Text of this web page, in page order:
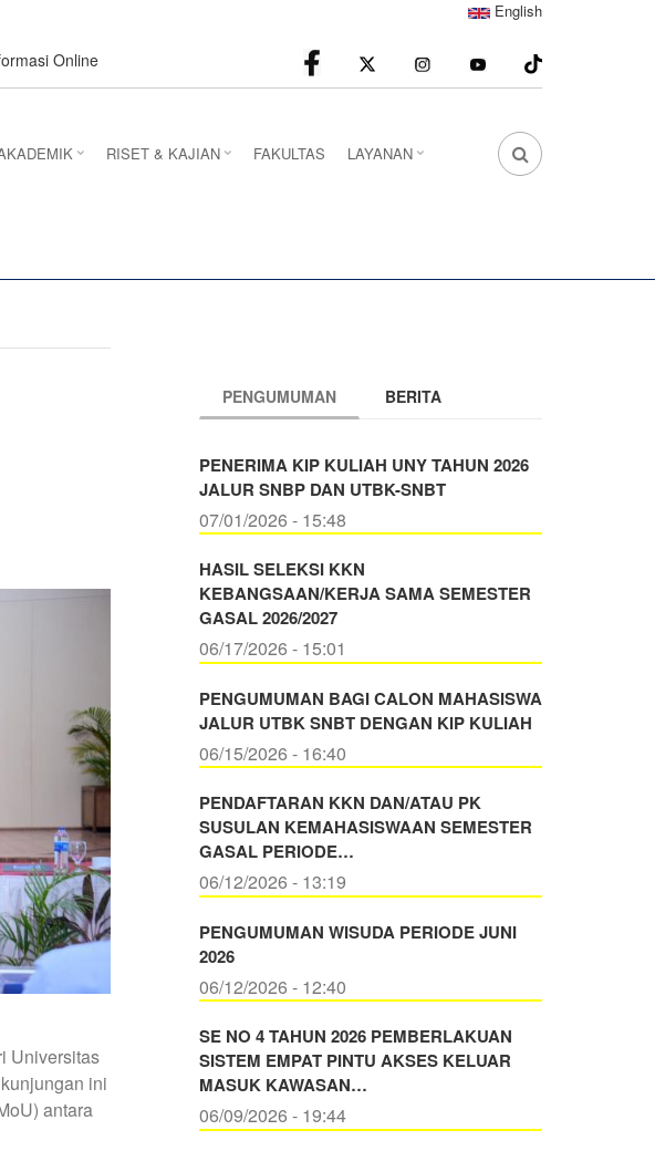
English
Online facebook Instagram youtube
FA
RISET & KAJIAN FAKULTAS LAYANAN
Universitas
ini
antara
PENGUMUMAN BERITA
PENERIMA KIP KULIAH UNY TAHUN 2026
JALUR SNBP DAN UTBK-SNBT
07/01/2026 - 15:48
HASIL SELEKSI KKN
KEBANGSAAN/KERJA SAMA SEMESTER
GASAL 2026/2027
06/17/2026 - 15:01
PENGUMUMAN BAGI CALON MAHASISWA
JALUR UTBK SNBT DENGAN KIP KULIAH
06/15/2026 - 16:40
PENDAFTARAN KKN DAN/ATAU PK
SUSULAN KEMAHASISWAAN SEMESTER
GASAL PERIODE…
06/12/2026 - 13:19
PENGUMUMAN WISUDA PERIODE JUNI
2026
06/12/2026 - 12:40
SE NO 4 TAHUN 2026 PEMBERLAKUAN
SISTEM EMPAT PINTU AKSES KELUAR
MASUK KAWASAN…
06/09/2026 - 19:44